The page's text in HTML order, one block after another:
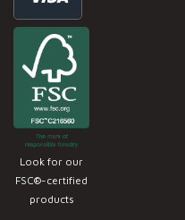
Look for our
FSC®-certified
products